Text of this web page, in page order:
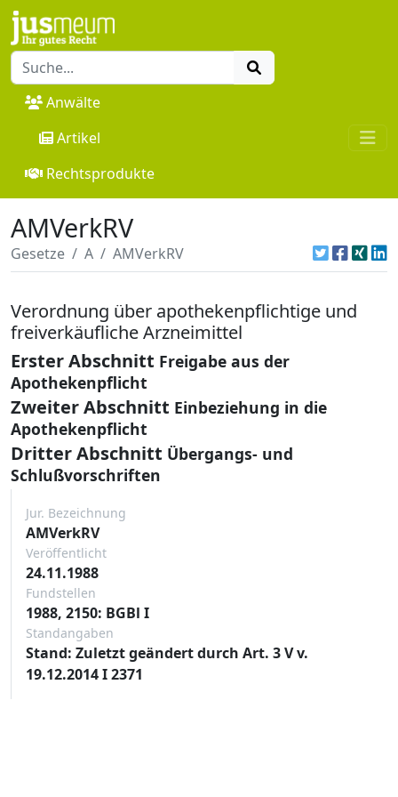
Anwälte
Artikel
Rechtsprodukte
AMVerkRV
Gesetze A AMVerkRV
Verordnung über apothekenpflichtige und
freiverkäufliche Arzneimittel
Erster Abschnitt Freigabe aus der
Apothekenpflicht
Zweiter Abschnitt Einbeziehung in die
Apothekenpflicht
Dritter Abschnitt Übergangs- und
Schlußvorschriften
Jur. Bezeichnung
AMVerkRV
Veröffentlicht
24.11.1988
Fundstellen
1988, 2150: BGBl I
Standangaben
Stand: Zuletzt geändert durch Art. 3 V v.
19.12.2014 I 2371